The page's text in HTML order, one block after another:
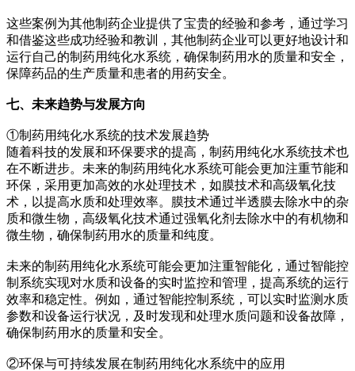
这些案例为其他制药企业提供了宝贵的经验和参考，通过学习
和借鉴这些成功经验和教训，其他制药企业可以更好地设计和
运行自己的制药用纯化水系统，确保制药用水的质量和安全，
保障药品的生产质量和患者的用药安全。
七、未来趋势与发展方向
①制药用纯化水系统的技术发展趋势
随着科技的发展和环保要求的提高，制药用纯化水系统技术也
在不断进步。未来的制药用纯化水系统可能会更加注重节能和
环保，采用更加高效的水处理技术，如膜技术和高级氧化技
术，以提高水质和处理效率。膜技术通过半透膜去除水中的杂
质和微生物，高级氧化技术通过强氧化剂去除水中的有机物和
微生物，确保制药用水的质量和纯度。
未来的制药用纯化水系统可能会更加注重智能化，通过智能控
制系统实现对水质和设备的实时监控和管理，提高系统的运行
效率和稳定性。例如，通过智能控制系统，可以实时监测水质
参数和设备运行状况，及时发现和处理水质问题和设备故障，
确保制药用水的质量和安全。
②环保与可持续发展在制药用纯化水系统中的应用